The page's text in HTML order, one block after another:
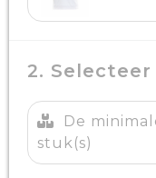
2.
De
stuk(s)